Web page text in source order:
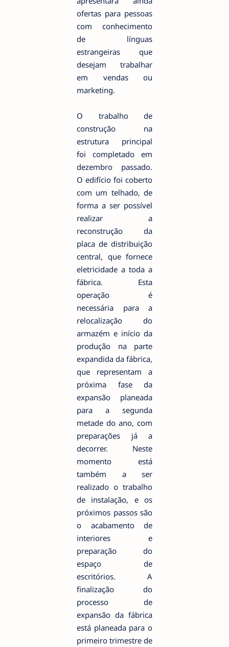
ofertas para pessoas
com conhecimento
de línguas
estrangeiras que
desejam trabalhar
em vendas ou
marketing.
O trabalho de
construção na
estrutura principal
foi completado em
dezembro passado.
O edifício foi coberto
com um telhado, de
forma a ser possível
realizar a
reconstrução da
placa de distribuição
central, que fornece
eletricidade a toda a
fábrica. Esta
operação é
necessária para a
relocalização do
armazém e início da
produção na parte
expandida da fábrica,
que representam a
próxima fase da
expansão planeada
para a segunda
metade do ano, com
preparações já a
decorrer. Neste
momento está
também a ser
realizado o trabalho
de instalação, e os
próximos passos são
o acabamento de
interiores e
preparação do
espaço de
escritórios. A
finalização do
processo de
expansão da fábrica
está planeada para o
primeiro trimestre de